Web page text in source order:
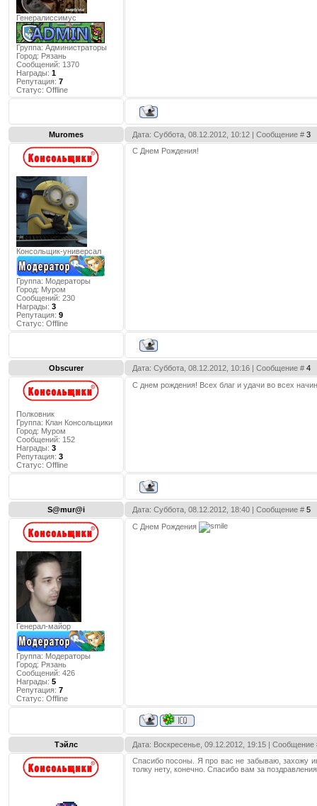
Генералиссимус
Группа: Администраторы
Город: Рязань
Сообщений: 1370
Награды: 1
Репутация: 7
Статус: Offline
Muromes Дата: Суббота, 08.12.2012, 10:12 | Сообщение # 3
Консольщик-универсал
Группа: Модераторы
Город: Муром
Сообщений: 230
Награды: 3
Репутация: 9
Статус: Offline
С Днем Рождения!
Obscurer Дата: Суббота, 08.12.2012, 10:16 | Сообщение # 4
Полковник
Группа: Клан Консольщики
Город: Муром
Сообщений: 152
Награды: 3
Репутация: 3
Статус: Offline
С днем рождения! Всех благ и удачи во всех
S@mur@i Дата: Суббота, 08.12.2012, 18:40 | Сообщение # 5
Генерал-майор
Группа: Модераторы
Город: Рязань
Сообщений: 426
Награды: 5
Репутация: 7
Статус: Offline
C Днем Рождения
Тэйлс
Дата: Воскресенье, 09.12.2012, 19:15 |
Спасибо посоны. Я про вас не забываю, захожу
толку нету, конечно. Спасибо вам за